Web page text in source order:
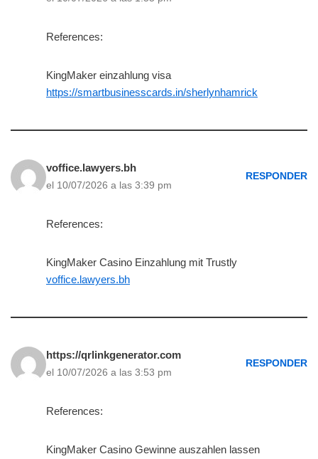
References:
KingMaker einzahlung visa
https://smartbusinesscards.in/sherlynhamrick
voffice.lawyers.bh
el 10/07/2026 a las 3:39 pm
RESPONDER
References:
KingMaker Casino Einzahlung mit Trustly
voffice.lawyers.bh
https://qrlinkgenerator.com
el 10/07/2026 a las 3:53 pm
RESPONDER
References:
KingMaker Casino Gewinne auszahlen lassen